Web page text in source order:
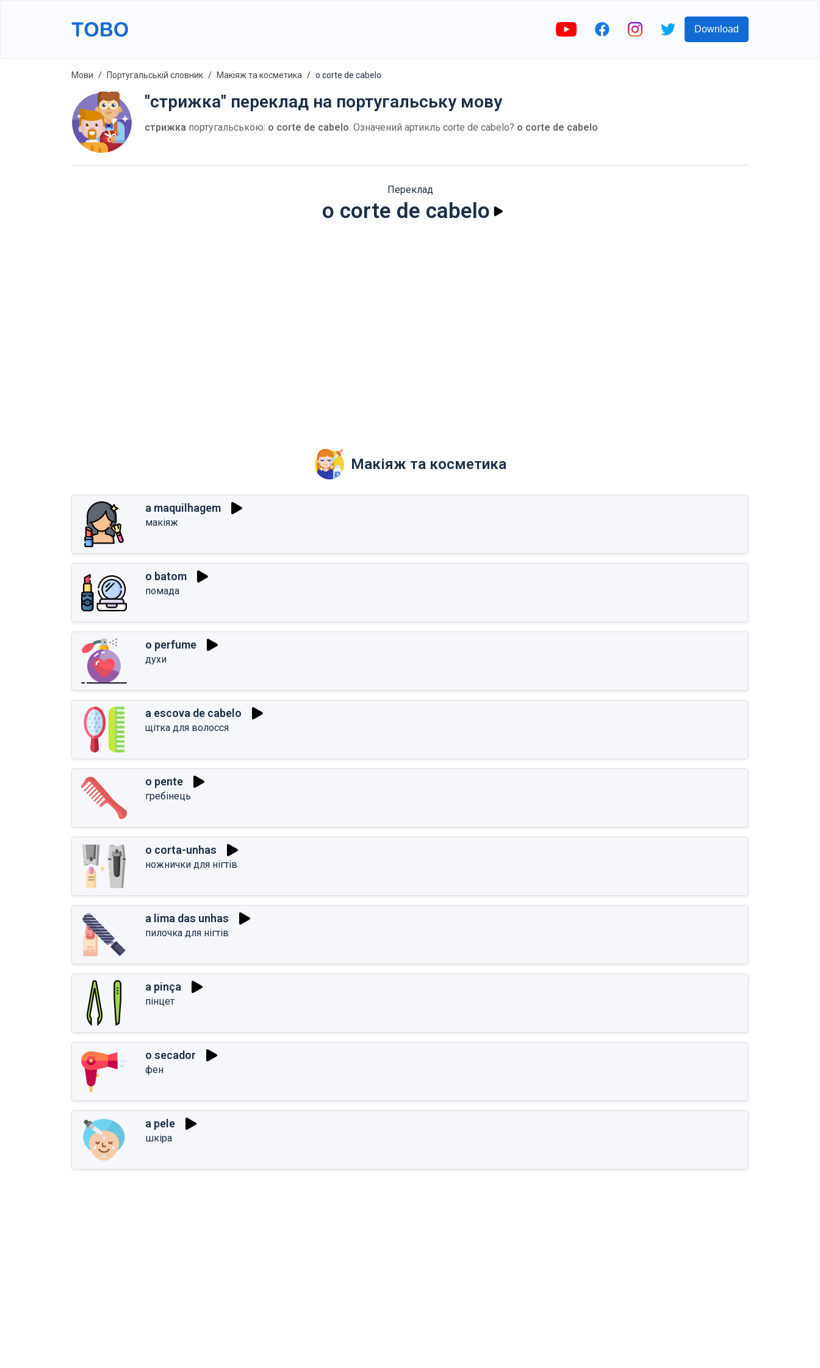
Download
Мови Португальській словник Макіяж та косметика o corte de cabelo
"стрижка" переклад на португальську мову
стрижка португальською: o corte de cabelo. Означений артикль corte de cabelo? o corte de cabelo
Переклад
o corte de cabelo
Макіяж та косметика
a maquilhagem
макіяж
o batom
помада
o perfume
духи
a escova de cabelo
щітка для волосся
o pente
гребінець
o corta-unhas
ножнички для нігтів
a lima das unhas
пилочка для нігтів
a pinça
пінцет
o secador
фен
a pele
шкіра